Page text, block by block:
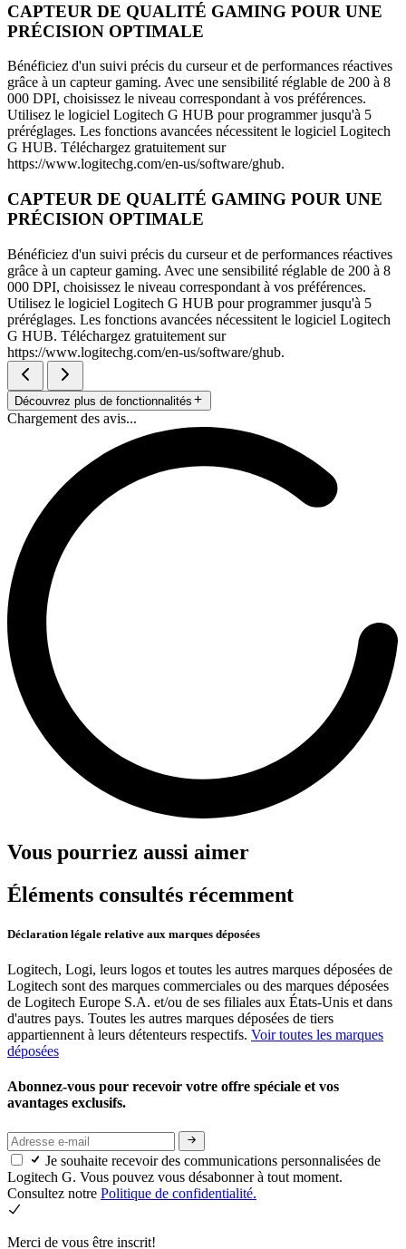
CAPTEUR DE QUALITÉ GAMING POUR UNE
PRÉCISION OPTIMALE
Bénéficiez d'un suivi précis du curseur et de performances réactives
grâce à un capteur gaming. Avec une sensibilité réglable de 200 à 8
000 DPI, choisissez le niveau correspondant à vos préférences.
Utilisez le logiciel Logitech G HUB pour programmer jusqu'à 5
préréglages. Les fonctions avancées nécessitent le logiciel Logitech
G HUB. Téléchargez gratuitement sur
https://www.logitechg.com/en-us/software/ghub.
CAPTEUR DE QUALITÉ GAMING POUR UNE
PRÉCISION OPTIMALE
Bénéficiez d'un suivi précis du curseur et de performances réactives
grâce à un capteur gaming. Avec une sensibilité réglable de 200 à 8
000 DPI, choisissez le niveau correspondant à vos préférences.
Utilisez le logiciel Logitech G HUB pour programmer jusqu'à 5
préréglages. Les fonctions avancées nécessitent le logiciel Logitech
G HUB. Téléchargez gratuitement sur
https://www.logitechg.com/en-us/software/ghub.
Découvrez plus de fonctionnalités
Chargement des avis...
Vous pourriez aussi aimer
Éléments consultés récemment
Déclaration légale relative aux marques déposées
Logitech, Logi, leurs logos et toutes les autres marques déposées de
Logitech sont des marques commerciales ou des marques déposées
de Logitech Europe S.A. et/ou de ses filiales aux États-Unis et dans
d'autres pays. Toutes les autres marques déposées de tiers
appartiennent à leurs détenteurs respectifs. Voir toutes les marques
déposées
Abonnez-vous pour recevoir votre offre spéciale et vos
avantages exclusifs.
Je souhaite recevoir des communications personnalisées de
Logitech G. Vous pouvez vous désabonner à tout moment.
Consultez notre Politique de confidentialité.
Merci de vous être inscrit!